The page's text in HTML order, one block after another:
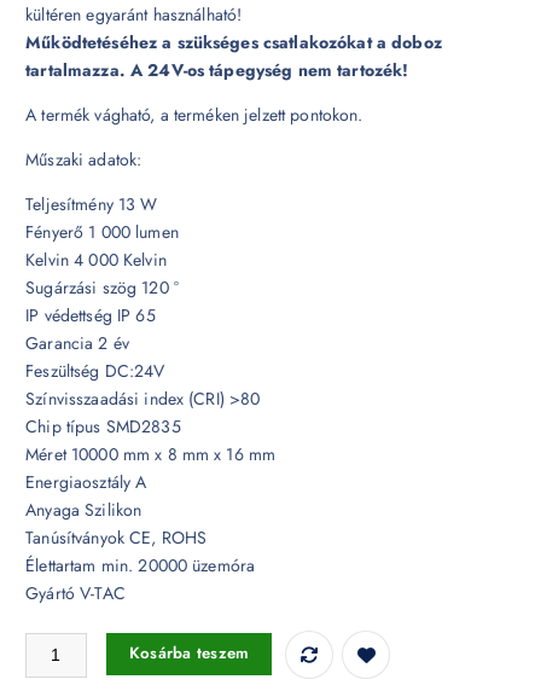
kültéren egyaránt használható!
Működtetéséhez a szükséges csatlakozókat a doboz
tartalmazza. A 24V-os tápegység nem tartozék!
A termék vágható, a terméken jelzett pontokon.
Műszaki adatok:
Teljesítmény 13 W
Fényerő 1 000 lumen
Kelvin 4 000 Kelvin
Sugárzási szög 120 °
IP védettség IP 65
Garancia 2 év
Feszültség DC:24V
Színvisszaadási index (CRI) >80
Chip típus SMD2835
Méret 10000 mm x 8 mm x 16 mm
Energiaosztály A
Anyaga Szilikon
Tanúsítványok CE, ROHS
Élettartam min. 20000 üzemóra
Gyártó V-TAC
Neon Flex hátrafelé hajlítható 24V 4000K - 2569 mennyiség
Kosárba teszem